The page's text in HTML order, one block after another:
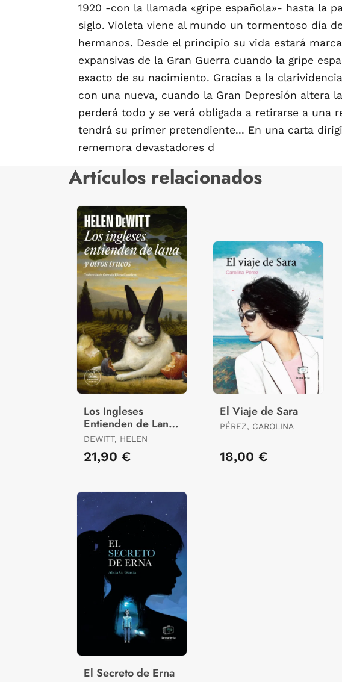
1920 -con la llamada «gripe española»- hasta la
siglo. Violeta viene al mundo un tormentoso día
hermanos. Desde el principio su vida estará
expansivas de la Gran Guerra cuando la gripe
exacto de su nacimiento. Gracias a la
con una nueva, cuando la Gran Depresión altera
perderá todo y se verá obligada a retirarse a una
tendrá su primer pretendiente... En una carta
rememora devastadores d
Artículos relacionados
Los Ingleses
Entienden de Lana
(Y Otros Trucos)
DEWITT, HELEN
21,90 €
El Viaje de Sara
PÉREZ, CAROLINA
18,00 €
El Secreto de Erna